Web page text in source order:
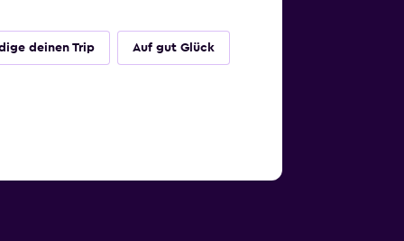
deinen Trip Auf gut Glück